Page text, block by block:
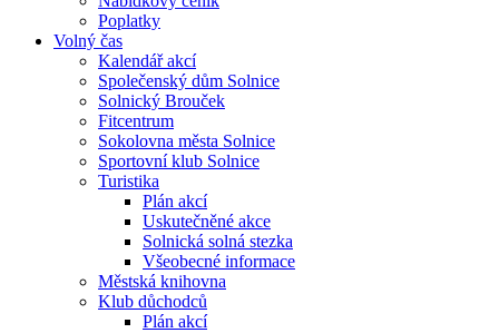
Poplatky
Volný čas
Kalendář akcí
Společenský dům Solnice
Solnický Brouček
Fitcentrum
Sokolovna města Solnice
Sportovní klub Solnice
Turistika
Plán akcí
Uskutečněné akce
Solnická solná stezka
Všeobecné informace
Městská knihovna
Klub důchodců
Plán akcí